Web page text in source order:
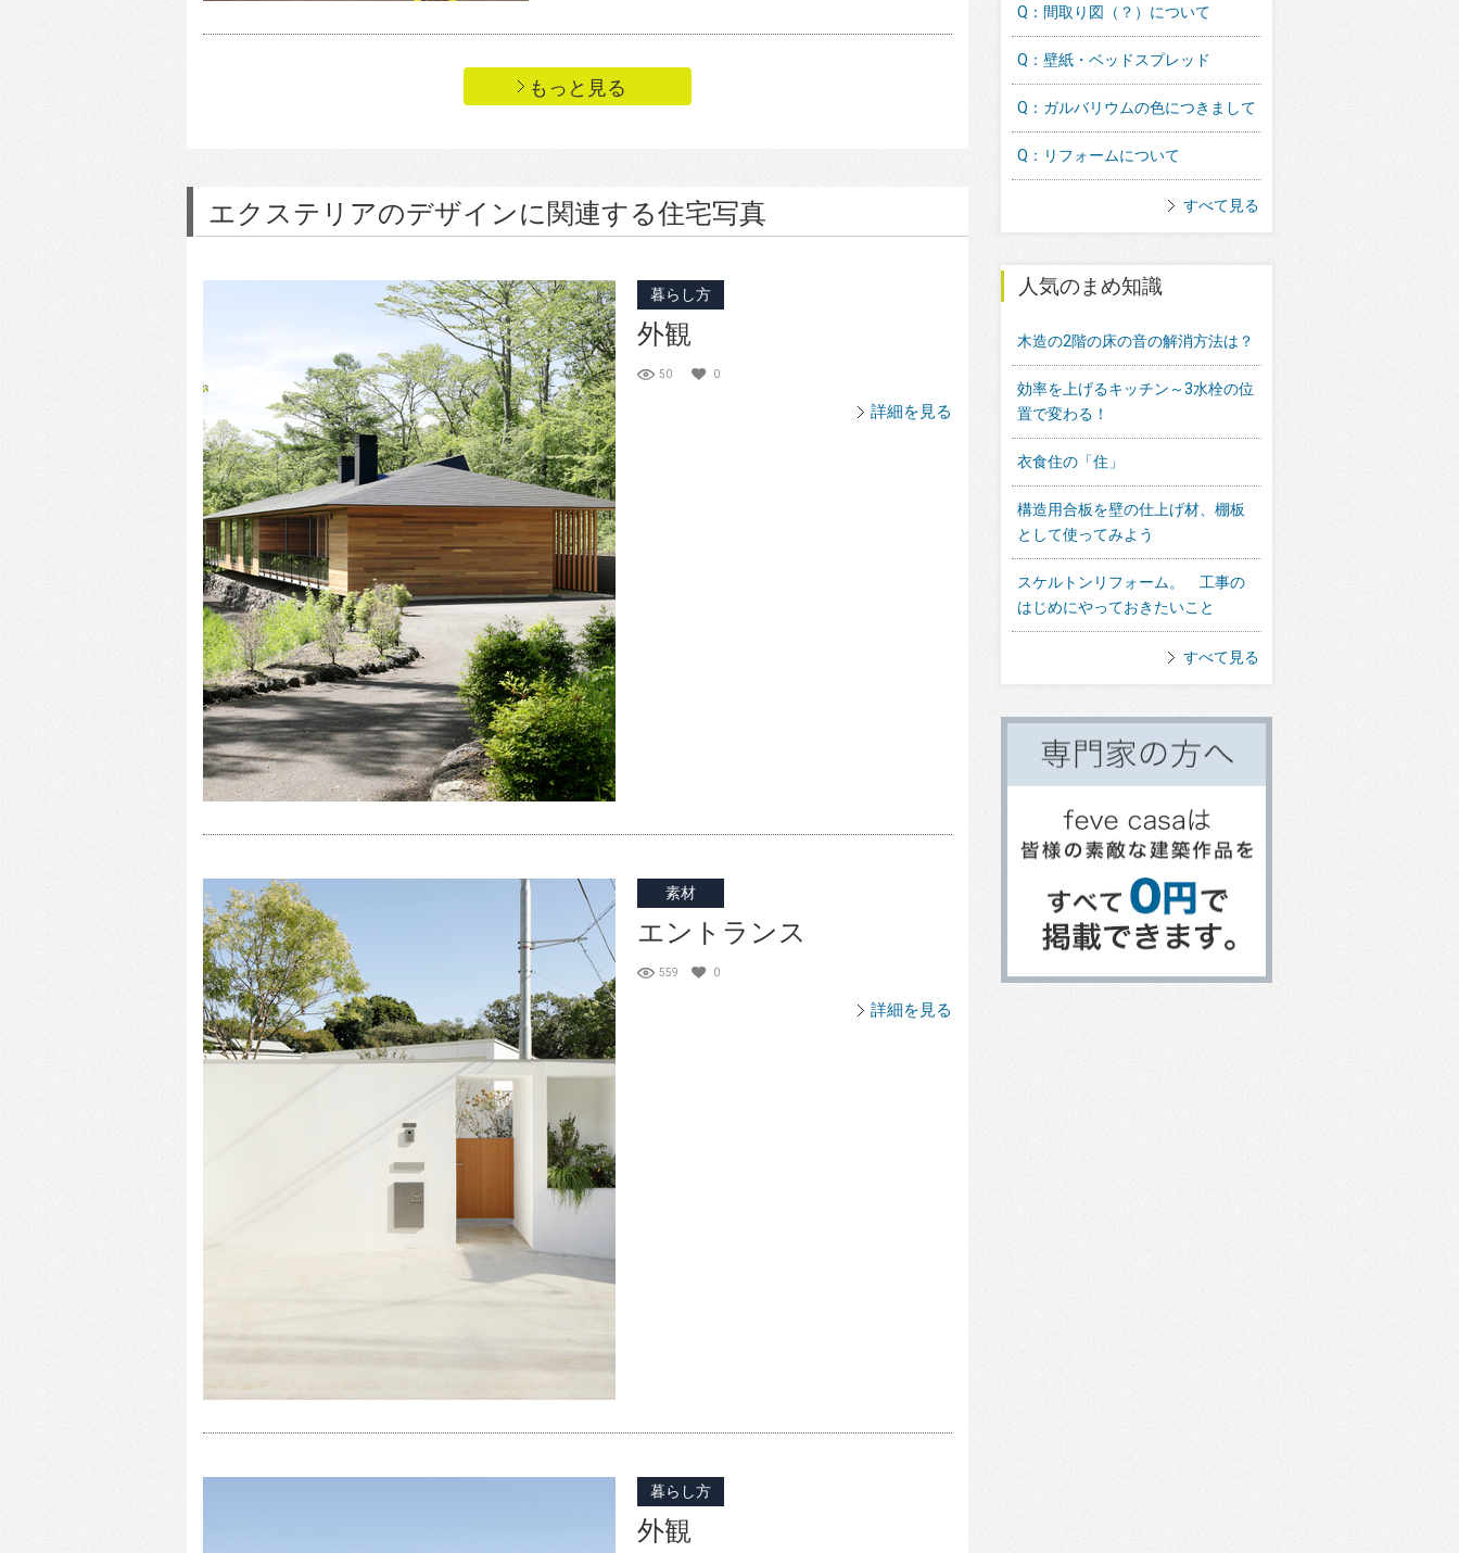
もっと見る
エクステリアのデザインに関連する住宅写真
暮らし方
外観
50 0
詳細を見る
素材
エントランス
559 0
詳細を見る
暮らし方
外観
Q：間取り図（？）について
Q：壁紙・ベッドスプレッド
Q：ガルバリウムの色につきまして
Q：リフォームについて
すべて見る
人気のまめ知識
木造の2階の床の音の解消方法は？
効率を上げるキッチン～3水栓の位
置で変わる！
衣食住の「住」
構造用合板を壁の仕上げ材、棚板
として使ってみよう
スケルトンリフォーム。 工事の
はじめにやっておきたいこと
すべて見る